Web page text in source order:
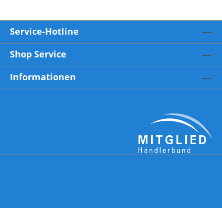
Service-Hotline
Shop Service
Informationen